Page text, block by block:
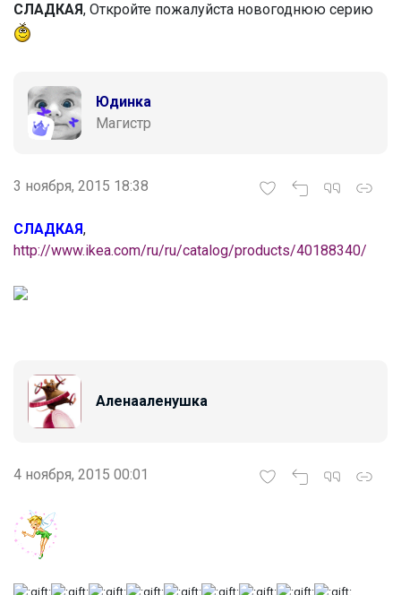
СЛАДКАЯ, Откройте пожалуйста новогоднюю серию
Юдинка
Магистр
3 ноября, 2015 18:38
СЛАДКАЯ,
http://www.ikea.com/ru/ru/catalog/products/40188340/
Аленааленушка
4 ноября, 2015 00:01